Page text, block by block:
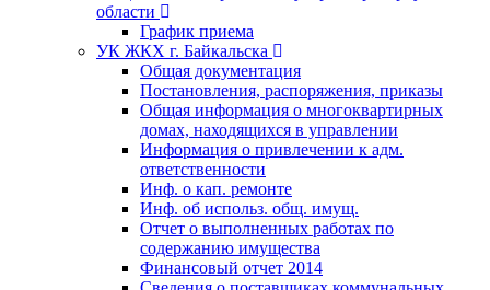
области
График приема
УК ЖКХ г. Байкальска
Общая документация
Постановления, распоряжения, приказы
Общая информация о многоквартирных
домах, находящихся в управлении
Информация о привлечении к адм.
ответственности
Инф. о кап. ремонте
Инф. об использ. общ. имущ.
Отчет о выполненных работах по
содержанию имущества
Финансовый отчет 2014